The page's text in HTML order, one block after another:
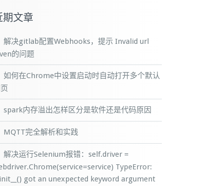
期文章
解决gitlab配置Webhooks，提示 Invalid url
的问题
如何在Chrome中设置启动时自动打开多个默认
spark内存溢出怎样区分是软件还是代码原因
MQTT完全解析和实践
解决运行Selenium报错：self.driver =
TypeError:
got an unexpected keyword argument